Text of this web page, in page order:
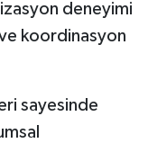
deneyimi
koordinasyon
sayesinde